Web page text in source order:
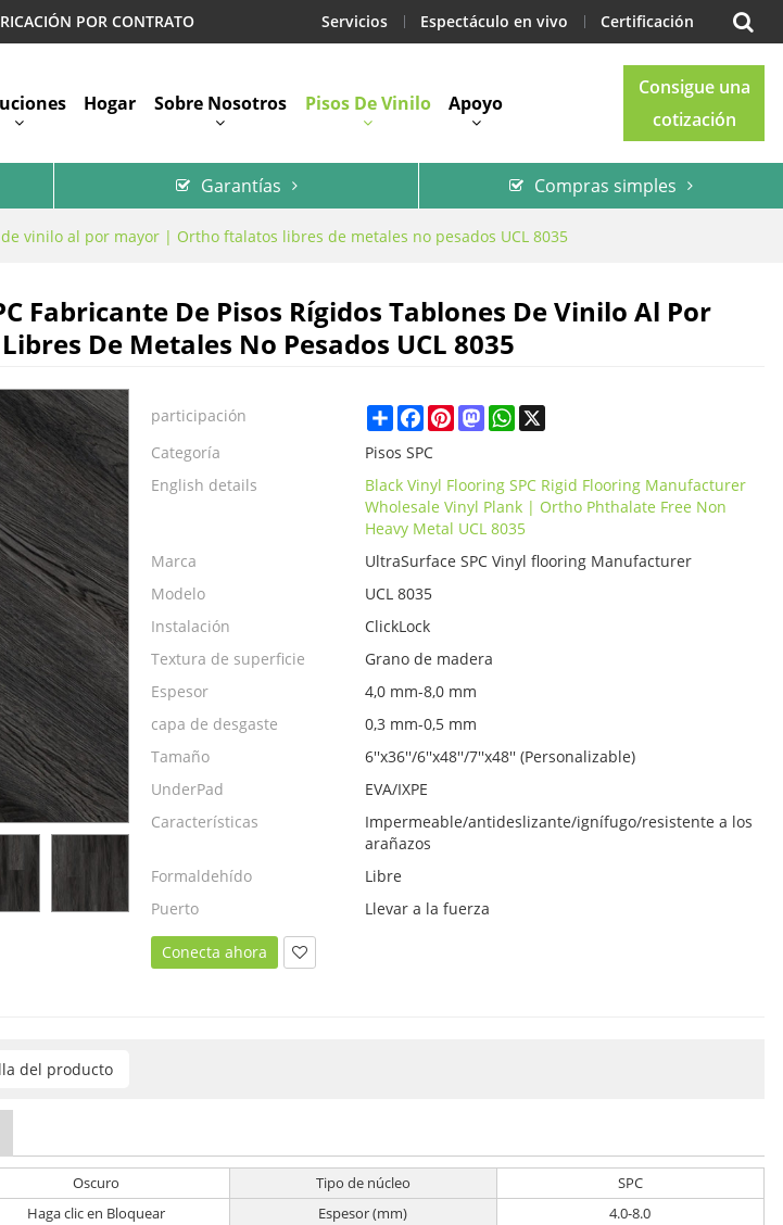
POR CONTRATO Servicios Espectáculo en vivo Certificación
Hogar Sobre Nosotros Pisos De Vinilo Apoyo
Consigue una
cotización
Garantías Compras simples
vinilo al por mayor | Ortho ftalatos libres de metales no pesados UCL 8035
Fabricante De Pisos Rígidos Tablones De Vinilo Al Por
De Metales No Pesados UCL 8035
participación ShareFacebookPinterestMastodonWhatsApp
Categoría
Pisos SPC
English details
Black Vinyl Flooring SPC Rigid Flooring Manufacturer
Wholesale Vinyl Plank | Ortho Phthalate Free Non
Heavy Metal UCL 8035
Marca
UltraSurface SPC Vinyl flooring Manufacturer
Modelo
UCL 8035
Instalación
ClickLock
Textura de superficie
Grano de madera
Espesor
4,0 mm-8,0 mm
capa de desgaste
0,3 mm-0,5 mm
Tamaño
6''x36''/6''x48''/7''x48'' (Personalizable)
UnderPad
EVA/IXPE
Características
Impermeable/antideslizante/ignífugo/resistente a los
arañazos
Formaldehído
Libre
Puerto
Llevar a la fuerza
Conecta ahora
del producto
Oscuro Tipo de núcleo
SPC
Haga clic en Bloquear Espesor (mm)
4.0-8.0